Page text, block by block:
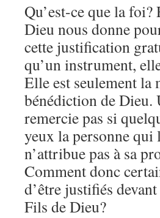
Qu’est-ce que la
Dieu nous donne
cette justification
qu’un instrument,
Elle est seulement
bénédiction de Dieu.
remercie pas si
yeux la personne
n’attribue pas à sa
Comment donc
d’être justifiés
Fils de Dieu?